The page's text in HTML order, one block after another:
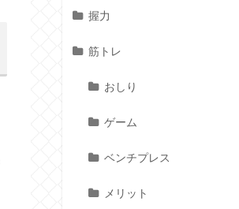
握力
筋トレ
おしり
ゲーム
ベンチプレス
メリット